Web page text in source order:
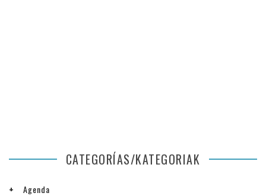
CATEGORÍAS/KATEGORIAK
Agenda